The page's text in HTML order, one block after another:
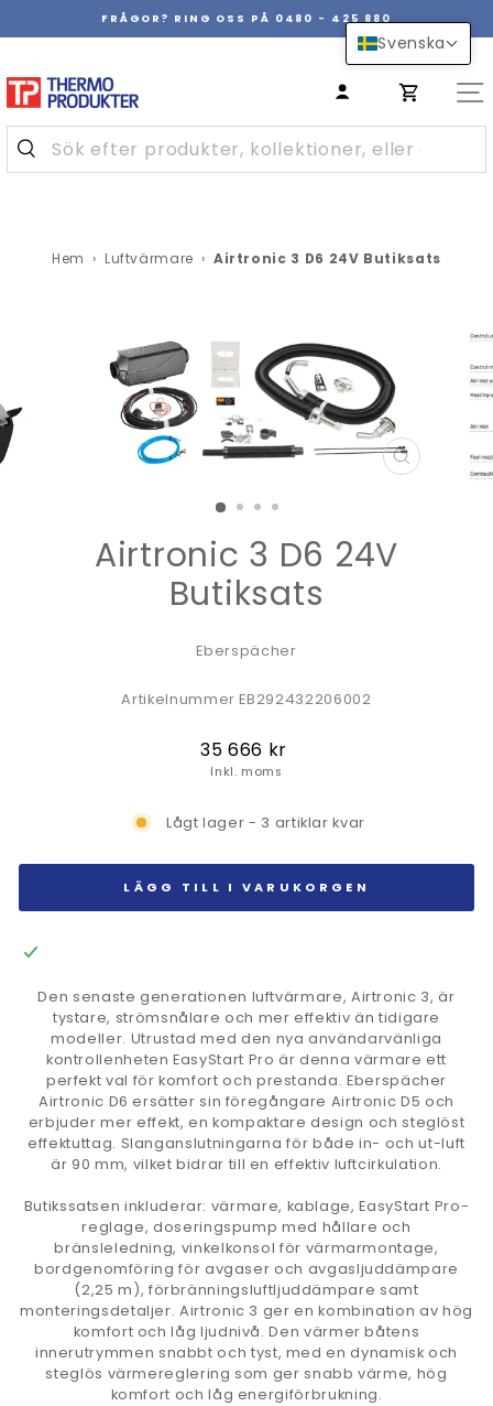
Pausa
FRÅGOR? RING OSS PÅ 0480 - 425 880
Hem › Luftvärmare › Airtronic 3 D6 24V Butiksats
STÄNG
Airtronic 3 D6 24V
Butiksats
Eberspächer
Artikelnummer EB292432206002
Ordinarie
pris
35 666 kr
Inkl. moms
Lågt lager - 3 artiklar kvar
LÄGG TILL I VARUKORGEN
Den senaste generationen luftvärmare, Airtronic 3, är
tystare, strömsnålare och mer effektiv än tidigare
modeller. Utrustad med den nya användarvänliga
kontrollenheten EasyStart Pro är denna värmare ett
perfekt val för komfort och prestanda. Eberspächer
Airtronic D6 ersätter sin föregångare Airtronic D5 och
erbjuder mer effekt, en kompaktare design och steglöst
effektuttag. Slanganslutningarna för både in- och ut-luft
är 90 mm, vilket bidrar till en effektiv luftcirkulation.
Butikssatsen inkluderar: värmare, kablage, EasyStart Pro-
reglage, doseringspump med hållare och
bränsleledning, vinkelkonsol för värmarmontage,
bordgenomföring för avgaser och avgasljuddämpare
(2,25 m), förbränningsluftljuddämpare samt
monteringsdetaljer. Airtronic 3 ger en kombination av hög
komfort och låg ljudnivå. Den värmer båtens
innerutrymmen snabbt och tyst, med en dynamisk och
steglös värmereglering som ger snabb värme, hög
komfort och låg energiförbrukning.
Svenska